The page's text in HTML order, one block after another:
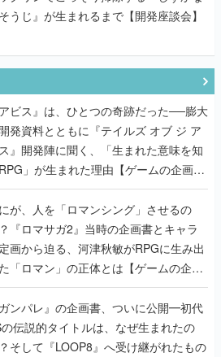
うじ』が生まれるまで【開発座談会】
アビス』は、ひとつの奇跡だった──膨大
発資料とともに『テイルズ オブ ジ ア
』開発陣に聞く、「生まれた意味を知
」が生まれた理由【ゲームの企画
が、人を「ロマンシング」させるの
『ロマサガ2』当時の企画書とキャラ
画から迫る、河津秋敏がRPGに生み出
「ロマン」の正体とは【ゲームの企画
ガンパレ』の企画書、ついに公開━初代
の伝説的タイトルは、なぜ生まれたの
そして『LOOP8』へ受け継がれたもの